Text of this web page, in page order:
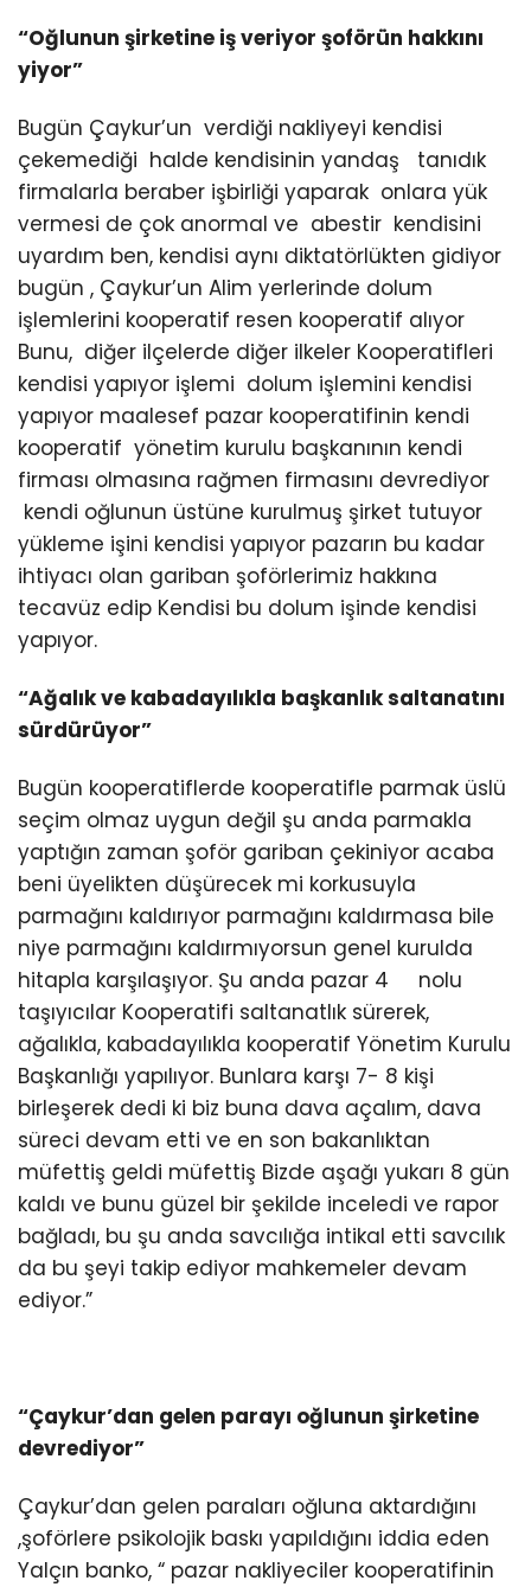
“Oğlunun şirketine iş veriyor şoförün hakkını
yiyor”
Bugün Çaykur’un verdiği nakliyeyi kendisi
çekemediği halde kendisinin yandaş tanıdık
firmalarla beraber işbirliği yaparak onlara yük
vermesi de çok anormal ve abestir kendisini
uyardım ben, kendisi aynı diktatörlükten gidiyor
bugün , Çaykur’un Alim yerlerinde dolum
işlemlerini kooperatif resen kooperatif alıyor
Bunu, diğer ilçelerde diğer ilkeler Kooperatifleri
kendisi yapıyor işlemi dolum işlemini kendisi
yapıyor maalesef pazar kooperatifinin kendi
kooperatif yönetim kurulu başkanının kendi
firması olmasına rağmen firmasını devrediyor
kendi oğlunun üstüne kurulmuş şirket tutuyor
yükleme işini kendisi yapıyor pazarın bu kadar
ihtiyacı olan gariban şoförlerimiz hakkına
tecavüz edip Kendisi bu dolum işinde kendisi
yapıyor.
“Ağalık ve kabadayılıkla başkanlık saltanatını
sürdürüyor”
Bugün kooperatiflerde kooperatifle parmak üslü
seçim olmaz uygun değil şu anda parmakla
yaptığın zaman şoför gariban çekiniyor acaba
beni üyelikten düşürecek mi korkusuyla
parmağını kaldırıyor parmağını kaldırmasa bile
niye parmağını kaldırmıyorsun genel kurulda
hitapla karşılaşıyor. Şu anda pazar 4 nolu
taşıyıcılar Kooperatifi saltanatlık sürerek,
ağalıkla, kabadayılıkla kooperatif Yönetim Kurulu
Başkanlığı yapılıyor. Bunlara karşı 7- 8 kişi
birleşerek dedi ki biz buna dava açalım, dava
süreci devam etti ve en son bakanlıktan
müfettiş geldi müfettiş Bizde aşağı yukarı 8 gün
kaldı ve bunu güzel bir şekilde inceledi ve rapor
bağladı, bu şu anda savcılığa intikal etti savcılık
da bu şeyi takip ediyor mahkemeler devam
ediyor.”
“Çaykur’dan gelen parayı oğlunun şirketine
devrediyor”
Çaykur’dan gelen paraları oğluna aktardığını
,şoförlere psikolojik baskı yapıldığını iddia eden
Yalçın banko, “ pazar nakliyeciler kooperatifinin